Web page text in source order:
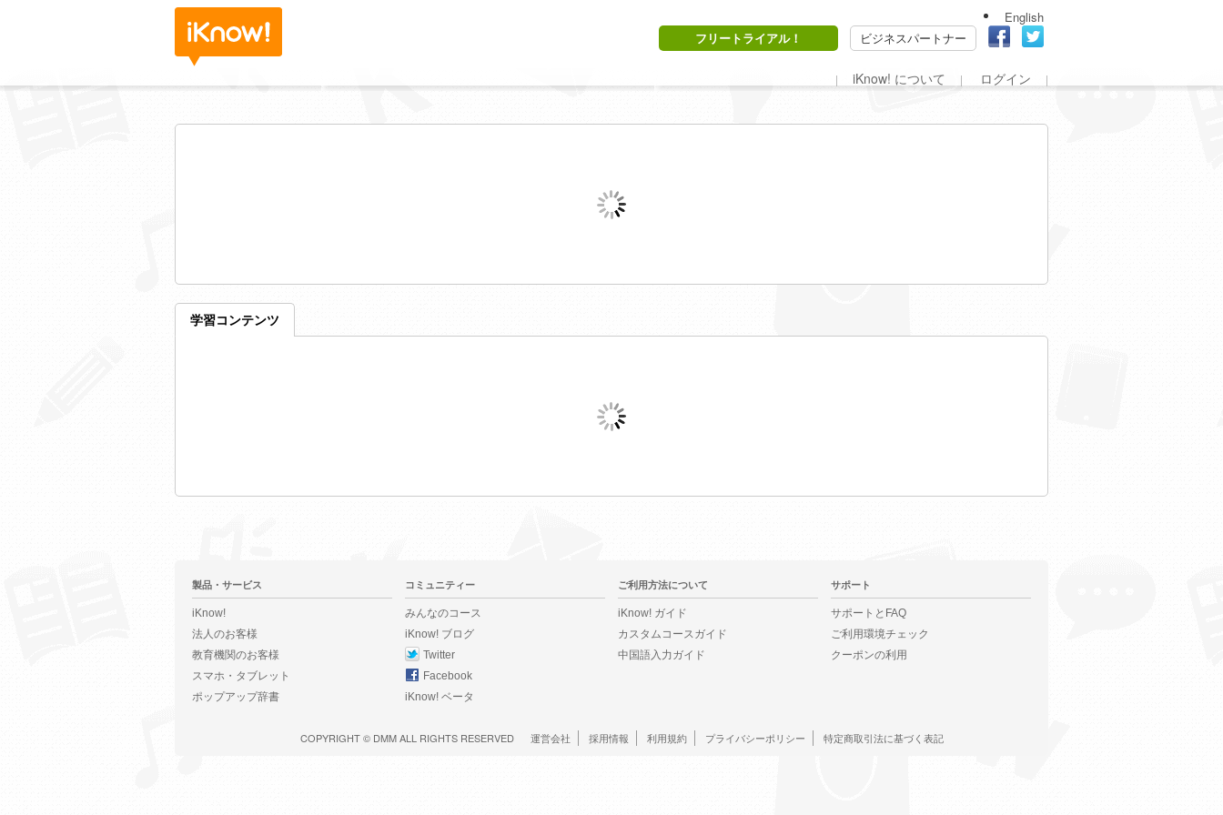
English
フリートライアル！
ビジネスパートナー
iKnow! について ログイン
学習コンテンツ
製品・サービス
iKnow!
法人のお客様
教育機関のお客様
スマホ・タブレット
ポップアップ辞書
コミュニティー
みんなのコース
iKnow! ブログ
Twitter
Facebook
iKnow! ベータ
ご利用方法について
iKnow! ガイド
カスタムコースガイド
中国語入力ガイド
サポート
サポートとFAQ
ご利用環境チェック
クーポンの利用
COPYRIGHT © DMMALL RIGHTS RESERVED 運営会社 採用情報 利用規約 プライバシーポリシー 特定商取引法に基づく表記